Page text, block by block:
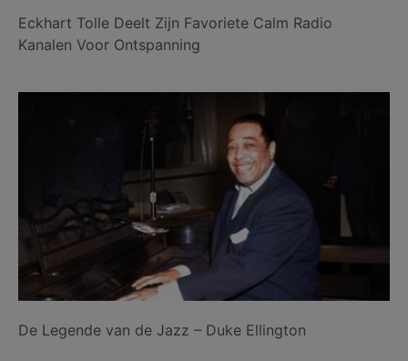
Eckhart Tolle Deelt Zijn Favoriete Calm Radio
Kanalen Voor Ontspanning
De Legende van de Jazz – Duke Ellington